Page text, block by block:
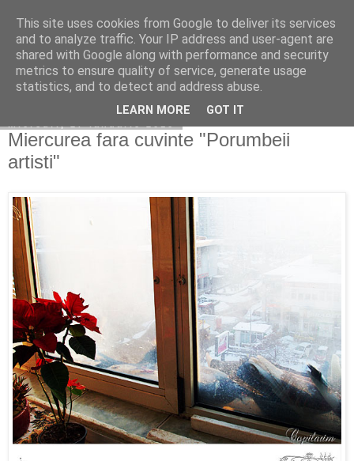
Copilarim
Miercurea fara cuvinte "Porumbeii
artisti"
This site uses cookies from Google to deliver its services
and to analyze traffic. Your IP address and user-agent are
shared with Google along with performance and security
metrics to ensure quality of service, generate usage
statistics, and to detect and address abuse.
LEARN MORE GOT IT